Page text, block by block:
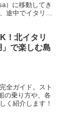
）に移動してき
途中でイタリア
！北イタリ
で楽しむ島
全ガイド。スト
の乗り方や、各
く紹介します！